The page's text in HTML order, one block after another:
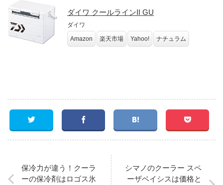
ダイワ クールラインII GU
ダイワ
Amazon
楽天市場 Yahoo! ナチュラム
保冷力が違う！クーラ
ーの保冷剤はロゴス氷
シマノのクーラー スペ
ーザベイシスは価格と